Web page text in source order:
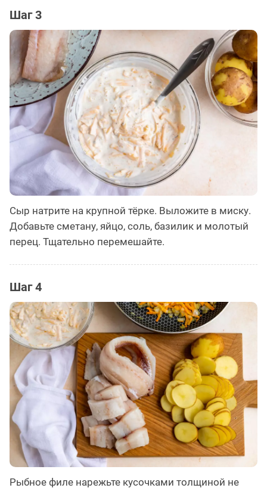
Шаг 3
Сыр натрите на крупной тёрке. Выложите в миску.
Добавьте сметану, яйцо, соль, базилик и молотый
перец. Тщательно перемешайте.
Шаг 4
Рыбное филе нарежьте кусочками толщиной не